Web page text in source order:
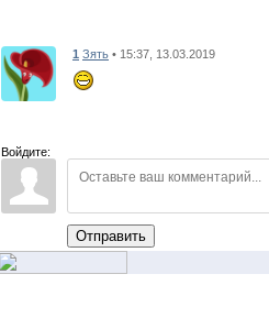
1 Зять • 15:37, 13.03.2019
Войдите:
Отправить